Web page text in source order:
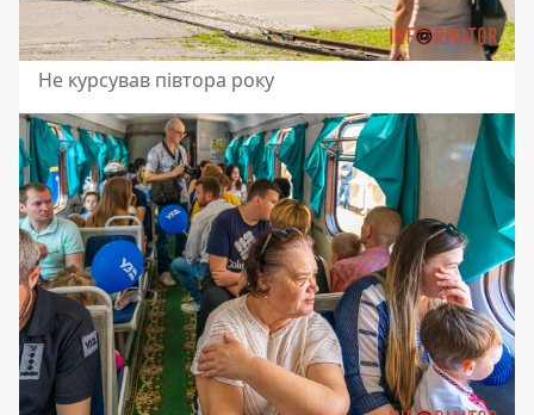
Не курсував півтора року